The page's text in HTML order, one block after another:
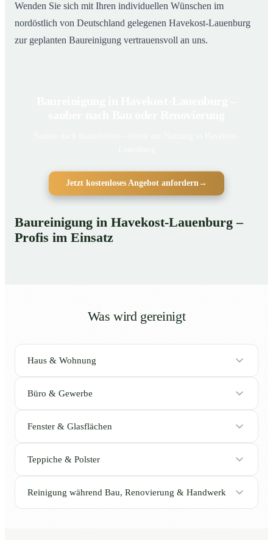
Wenden Sie sich mit Ihren individuellen Wünschen im
nordöstlich von Deutschland gelegenen Havekost-Lauenburg
zur geplanten Baureinigung vertrauensvoll an uns.
Jetzt kostenloses Angebot anfordern→
Baureinigung in Havekost-Lauenburg –
Profis im Einsatz
Was wird gereinigt
Haus & Wohnung
Büro & Gewerbe
Fenster & Glasflächen
Teppiche & Polster
Reinigung während Bau, Renovierung & Handwerk